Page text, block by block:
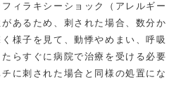
ィラキシーショック（アレルギー
あるため、刺された場合、数分か
様子を見て、動悸やめまい、呼吸
らすぐに病院で治療を受ける必要
に刺された場合と同様の処置にな